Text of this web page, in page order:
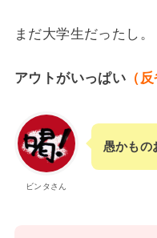
まだ大学生だったし。
アウトがいっぱい （
ビンタさん
愚かもの